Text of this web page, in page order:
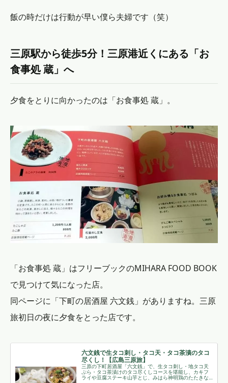
飯の時だけは行動が早い僕ら夫婦です（笑）
三原駅から徒歩5分！三原港近くにある「お
食事処 蔵」へ
夕食をとりに向かったのは「お食事処 蔵」。
「お食事処 蔵」はフリーブックのMIHARA FOOD BOOK
で見つけて気になった店。
同ページに「下町の居酒屋 六文銭」がありますね。三原
旅初日の夜に夕食をとった店です。
六文銭で生タコ刺し・タコ天・タコ茶漬のタコ
尽くし！【広島三原旅】
三原の下町居酒屋「六文銭」で、生タコ刺し・地タコ天
ぷら・タコ茶漬けのタコ尽くしコースを堪能し、カキフ
ライや豆腐ステーキ山芋とじ、みはら神明鶏のたたきな